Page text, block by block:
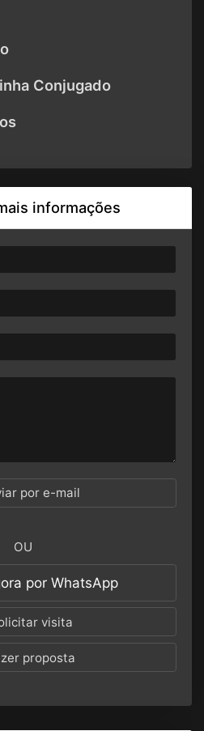
Conjugado
informações
por e-mail
OU
por WhatsApp
visita
proposta